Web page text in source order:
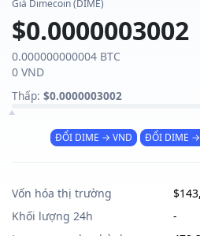
Giá Dimecoin (DIME)
$0.0000003002
0.000000000004 BTC
0 VND
Thấp: $0.0000003002
ĐỔI DIME → VND ĐỔI DIME →
Vốn hóa thị trường
Khối lượng 24h
-